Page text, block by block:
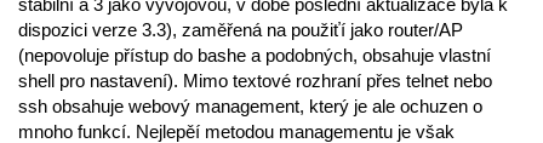
stabilní a 3 jako vývojovou, v době poslední aktualizace byla k
dispozici verze 3.3), zaměřená na použiťí jako router/AP
(nepovoluje přístup do bashe a podobných, obsahuje vlastní
shell pro nastavení). Mimo textové rozhraní přes telnet nebo
ssh obsahuje webový management, který je ale ochuzen o
mnoho funkcí. Nejlepěí metodou managementu je však